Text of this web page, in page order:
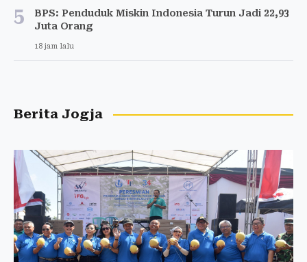
5
BPS: Penduduk Miskin Indonesia Turun Jadi 22,93
Juta Orang
18 jam lalu
Berita Jogja